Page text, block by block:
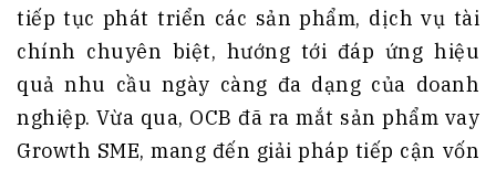
tiếp tục phát triển các sản phẩm, dịch vụ tài
chính chuyên biệt, hướng tới đáp ứng hiệu
quả nhu cầu ngày càng đa dạng của doanh
nghiệp. Vừa qua, OCB đã ra mắt sản phẩm vay
Growth SME, mang đến giải pháp tiếp cận vốn